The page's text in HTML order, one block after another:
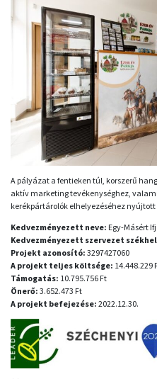
A pályázat a fentieken túl, korszerű
aktív marketing tevékenységhez,
kerékpártárolók elhelyezéséhez
Kedvezményezett neve: Egy-Másért
Kedvezményezett szervezet
Projekt azonosító: 3297427060
A projekt teljes költsége: 14.448.229
Támogatás: 10.795.756 Ft
Önerő: 3.652.473 Ft
A projekt befejezése: 2022.12.30.